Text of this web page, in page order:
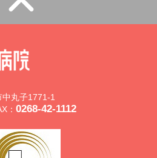
丸子1771-1
： 0268-42-1112